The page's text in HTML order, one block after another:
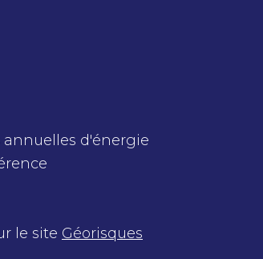
annuelles d'énergie
le site Géorisques